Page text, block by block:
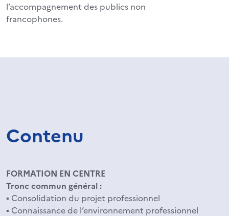
l’accompagnement des publics non
francophones.
Contenu
FORMATION EN CENTRE
Tronc commun général :
▪ Consolidation du projet professionnel
▪ Connaissance de l’environnement professionnel